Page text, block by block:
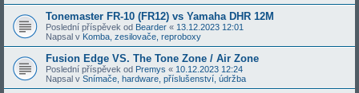
Tonemaster FR-10 (FR12) vs Yamaha DHR 12M
Poslední příspěvek od Bearder « 13.12.2023 12:01
Napsal v Komba, zesilovače, reproboxy
Fusion Edge VS. The Tone Zone / Air Zone
Poslední příspěvek od Premys « 10.12.2023 12:24
Napsal v Snímače, hardware, příslušenství, údržba